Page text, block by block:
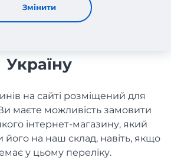
Змінити
товари з
Україну
на сайті розміщений для
маєте можливість замовити
інтернет-магазину, який
на наш склад, навіть, якщо
у цьому переліку.